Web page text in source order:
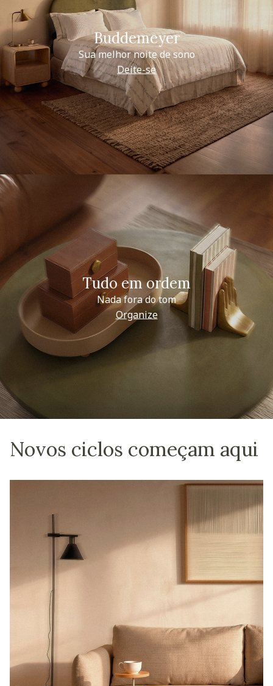
Buddemeyer
Sua melhor noite de sono
Deite-se
Tudo em ordem
Nada fora do tom
Organize
Novos ciclos começam aqui